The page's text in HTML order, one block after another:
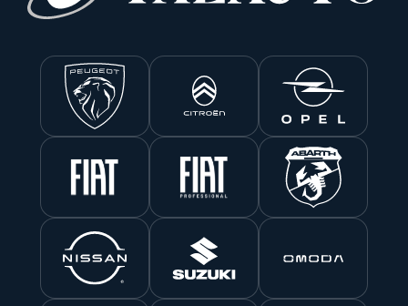
en 2027, del esperado Nissan JUKE 100%
para adaptarse a las necesidades de todo tipo de
conductores.Este crecimiento llega en un
momento en el que la demanda de vehículos
electrificados continúa aumentando en Europa,
donde ya representan una parte mayoritaria de las
nuevas matriculaciones. Con esta estrategia,
Nissan reafirma su compromiso de hacer la
electrificación más accesible, ofreciendo
soluciones innovadoras para quienes buscan
eficiencia, tecnología y una conducción más